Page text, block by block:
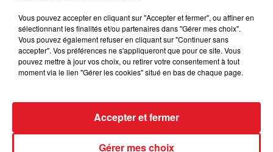
15 juillet 2026
BÉTHUNE: ENQUÊTE POUR HOMICIDE
VOLONTAIRE EN COURS, APRÈS LA...
Selon les premiers éléments, le logement servait
à des prostituées
Vous pouvez accepter en cliquant sur "Accepter et fermer", ou affiner en
sélectionnant les finalités et/ou partenaires dans "Gérer mes choix".
Vous pouvez également refuser en cliquant sur "Continuer sans
accepter". Vos préférences ne s'appliqueront que pour ce site. Vous
pouvez mettre à jour vos choix, ou retirer votre consentement à tout
moment via le lien "Gérer les cookies" situé en bas de chaque page.
Gérer mes choix
Accepter et fermer